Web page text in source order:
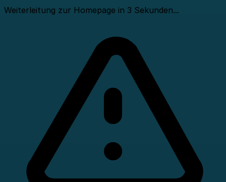
Weiterleitung zur Homepage in 3 Sekunden...